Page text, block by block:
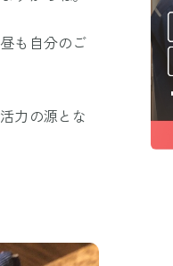
も自分のご
力の源とな